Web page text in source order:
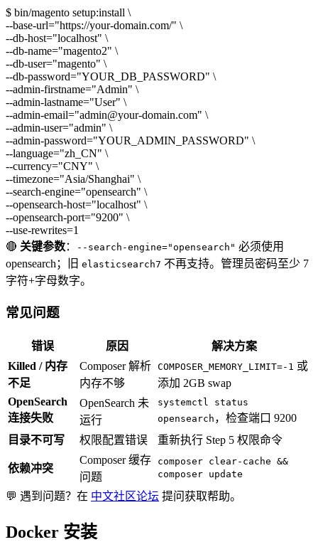
$ bin/magento setup:install \
--base-url="https://your-domain.com/" \
--db-host="localhost" \
--db-name="magento2" \
--db-user="magento" \
--db-password="YOUR_DB_PASSWORD" \
--admin-firstname="Admin" \
--admin-lastname="User" \
--admin-email="admin@your-domain.com" \
--admin-user="admin" \
--admin-password="YOUR_ADMIN_PASSWORD" \
--language="zh_CN" \
--currency="CNY" \
--timezone="Asia/Shanghai" \
--search-engine="opensearch" \
--opensearch-host="localhost" \
--opensearch-port="9200" \
--use-rewrites=1
🔴 关键参数： --search-engine="opensearch" 必须使用
opensearch；旧 elasticsearch7 不再支持。管理员密码至少 7
字符+字母数字。
常见问题
错误 原因
解决方案
Killed / 内存
不足
Composer 解析
内存不够
COMPOSER_MEMORY_LIMIT=-1 或
添加 2GB swap
OpenSearch
连接失败
OpenSearch 未
运行
systemctl status
opensearch ，检查端口 9200
目录不可写
权限配置错误 重新执行 Step 5 权限命令
依赖冲突
Composer 缓存
问题
composer clear-cache &&
composer update
💬 遇到问题？在 中文社区论坛 提问获取帮助。
Docker 安装